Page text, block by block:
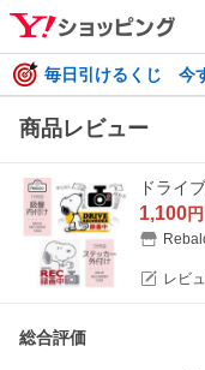
毎日引けるくじ 今
商品レビュー
1,100円
レビ
総合評価